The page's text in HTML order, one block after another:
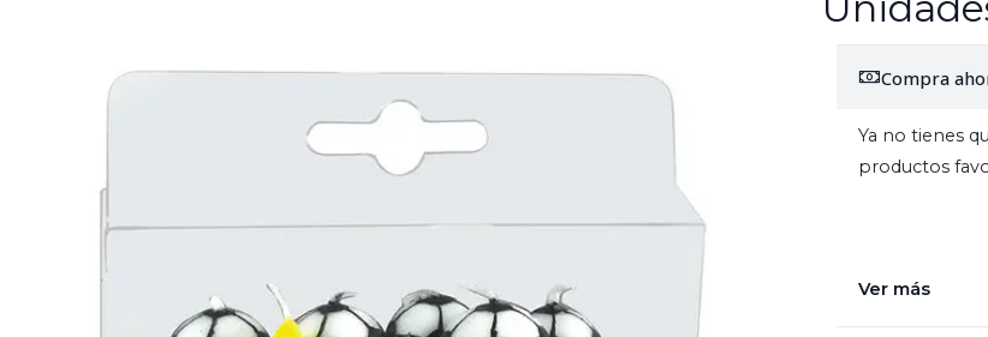
Compra
Ya no tienes
productos
Ver más